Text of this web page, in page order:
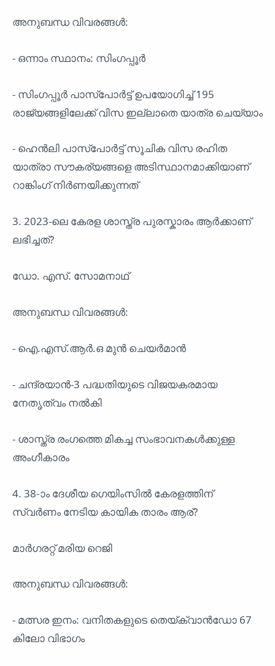
അനുബന്ധ വിവരങ്ങൾ:
- ഒന്നാം സ്ഥാനം: സിംഗപ്പൂർ
- സിംഗപ്പൂർ പാസ്പോർട്ട് ഉപയോഗിച്ച് 195
രാജ്യങ്ങളിലേക്ക് വിസ ഇല്ലാതെ യാത്ര ചെയ്യാം
- ഹെൻലി പാസ്പോർട്ട് സൂചിക വിസ രഹിത
യാത്രാ സൗകര്യങ്ങളെ അടിസ്ഥാനമാക്കിയാണ്
റാങ്കിംഗ് നിർണയിക്കുന്നത്
3. 2023-ലെ കേരള ശാസ്ത്ര പുരസ്കാരം ആർക്കാണ്
ലഭിച്ചത്?
ഡോ. എസ്. സോമനാഥ്
അനുബന്ധ വിവരങ്ങൾ:
- ഐ.എസ്.ആർ.ഒ മുൻ ചെയർമാൻ
- ചന്ദ്രയാൻ-3 പദ്ധതിയുടെ വിജയകരമായ
നേതൃത്വം നൽകി
- ശാസ്ത്ര രംഗത്തെ മികച്ച സംഭാവനകൾക്കുള്ള
അംഗീകാരം
4. 38-ാം ദേശീയ ഗെയിംസിൽ കേരളത്തിന്
സ്വർണം നേടിയ കായിക താരം ആര്?
മാർഗരറ്റ് മരിയ റെജി
അനുബന്ധ വിവരങ്ങൾ:
- മത്സര ഇനം: വനിതകളുടെ തെയ്ക്വാൻഡോ 67
കിലോ വിഭാഗം